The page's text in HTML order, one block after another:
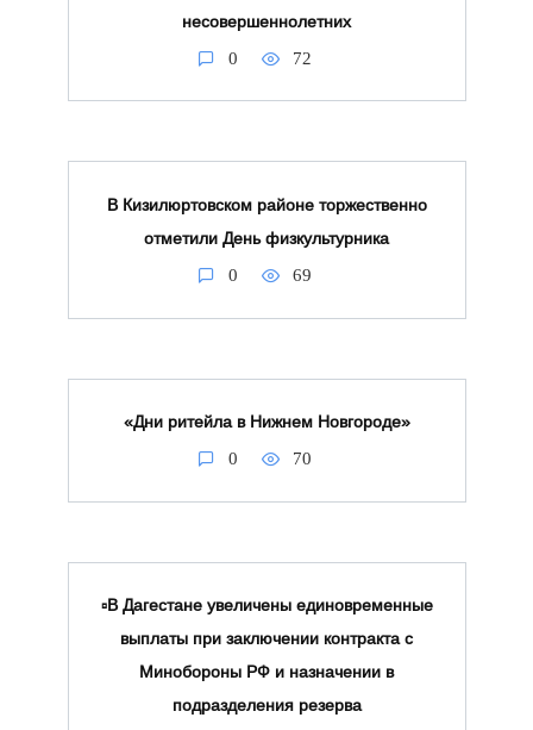
несовершеннолетних
0 72
В Кизилюртовском районе торжественно
отметили День физкультурника
0 69
«Дни ритейла в Нижнем Новгороде»
0 70
▫️В Дагестане увеличены единовременные
выплаты при заключении контракта с
Минобороны РФ и назначении в
подразделения резерва